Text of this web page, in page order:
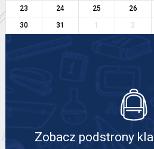
23
24 25 26
30
31 1 2
Zobacz podstrony